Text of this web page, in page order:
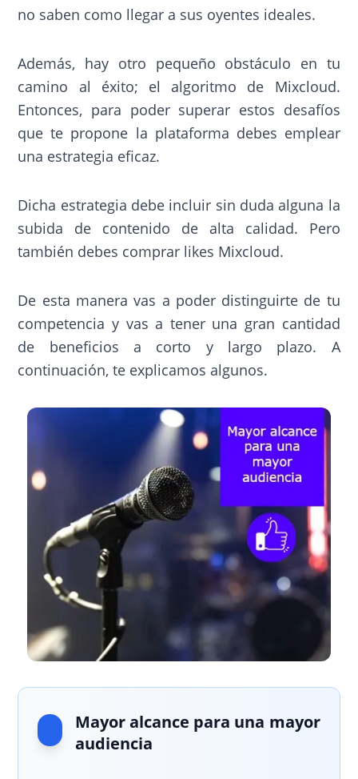
no saben como llegar a sus oyentes ideales.
Además, hay otro pequeño obstáculo en tu
camino al éxito; el algoritmo de Mixcloud.
Entonces, para poder superar estos desafíos
que te propone la plataforma debes emplear
una estrategia eficaz.
Dicha estrategia debe incluir sin duda alguna la
subida de contenido de alta calidad. Pero
también debes comprar likes Mixcloud.
De esta manera vas a poder distinguirte de tu
competencia y vas a tener una gran cantidad
de beneficios a corto y largo plazo. A
continuación, te explicamos algunos.
Mayor alcance para una mayor
audiencia